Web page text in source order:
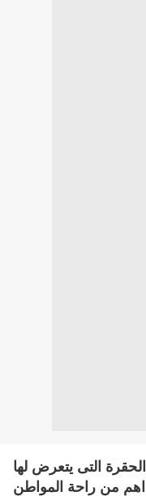
مع حالات الحقرة التى يتعرض لها
المواطن /ارضاء اصحاب النفوذ اهم من راحة المواطن